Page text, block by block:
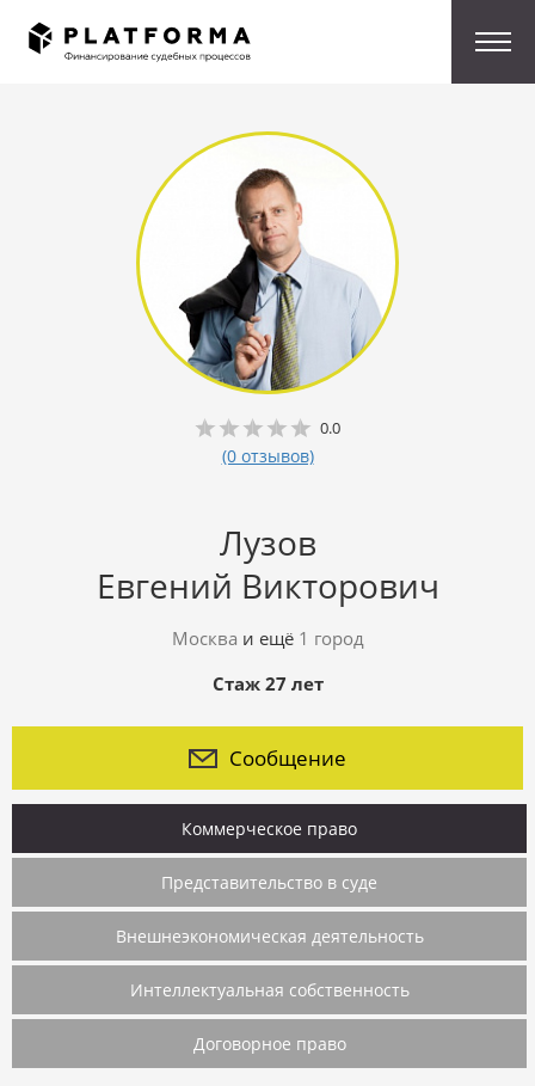
0.0
(0 отзывов)
Лузов
Евгений Викторович
Москва и ещё 1 город
Стаж 27 лет
Коммерческое право
Представительство в суде
Внешнеэкономическая деятельность
Интеллектуальная собственность
Договорное право
Сообщение